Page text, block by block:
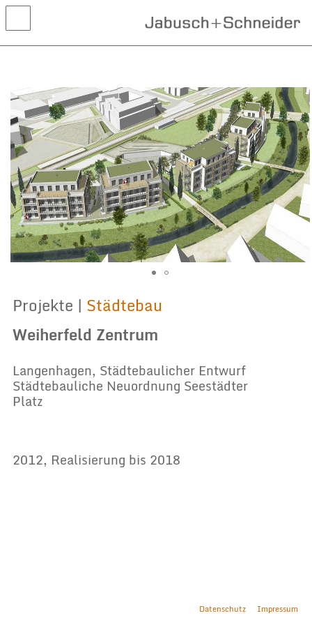
Projekte | Städtebau
Weiherfeld Zentrum
Langenhagen, Städtebaulicher Entwurf
Städtebauliche Neuordnung Seestädter
Platz
2012, Realisierung bis 2018
Projekte
Wettbewerbe
Leistungen
Kontakt
Datenschutz Impressum